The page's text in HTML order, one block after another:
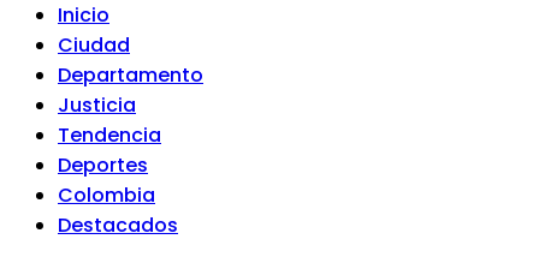
Inicio
Ciudad
Departamento
Justicia
Tendencia
Deportes
Colombia
Destacados